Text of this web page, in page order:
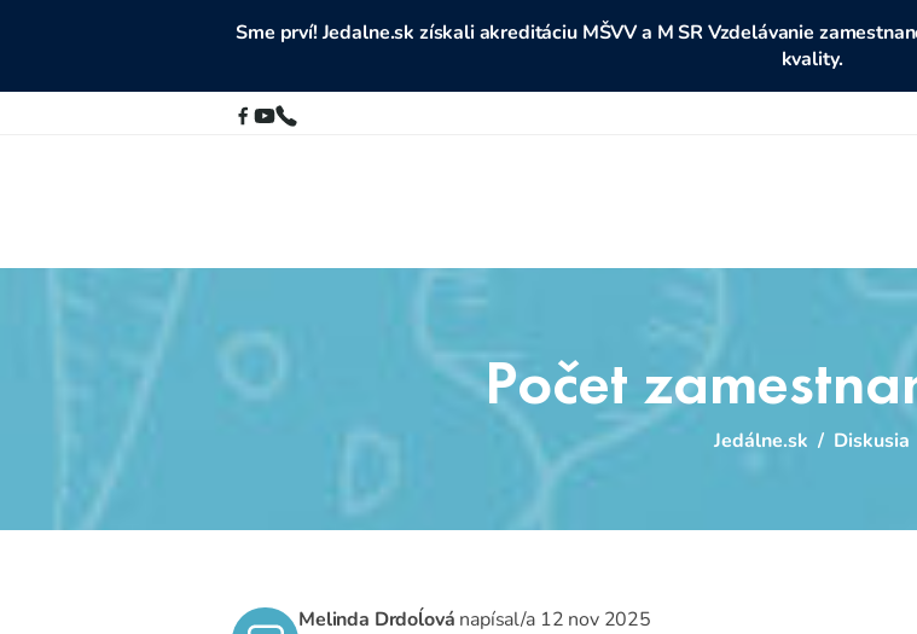
Sme prví! Jedalne.sk získali akreditáciu MŠVV a M SR Vzdelávanie
kvality.
Počet
Jedálne.sk / Diskusia
Melinda Drdoĺová napísal/a 12 nov 2025